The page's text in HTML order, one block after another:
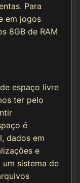
Para
em jogos
8GB de RAM
espaço livre
ter pelo
é
dados em
e
sistema de